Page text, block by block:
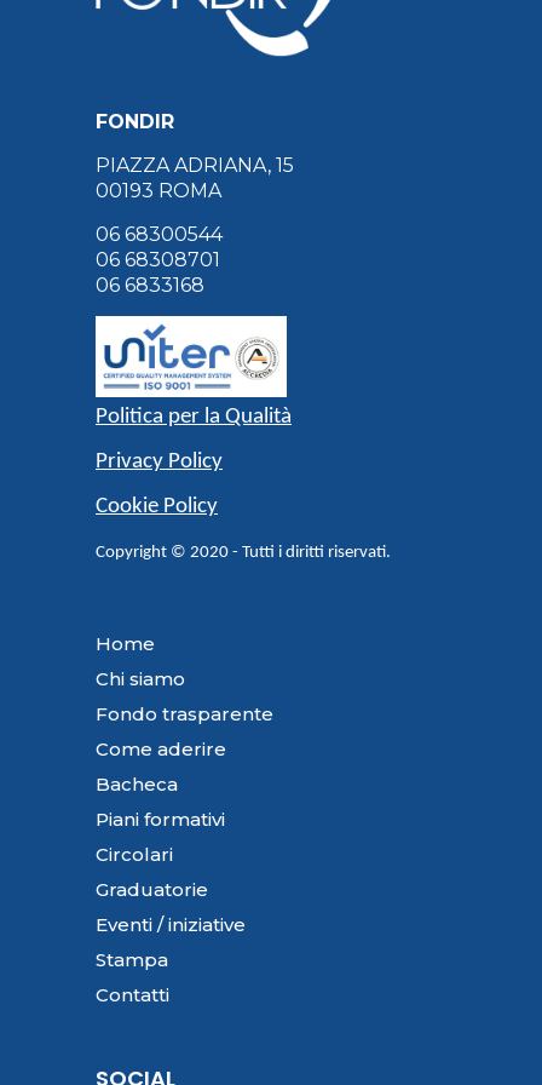
FONDIR
PIAZZA ADRIANA, 15
00193 ROMA
06 68300544
06 68308701
06 6833168
Politica per la Qualità
Privacy Policy
Cookie Policy
Copyright © 2020 - Tutti i diritti riservati.
Home
Chi siamo
Fondo trasparente
Come aderire
Bacheca
Piani formativi
Circolari
Graduatorie
Eventi / iniziative
Stampa
Contatti
SOCIAL